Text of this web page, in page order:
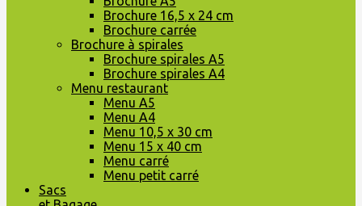
Brochure 16,5 x 24 cm
Brochure carrée
Brochure à spirales
Brochure spirales A5
Brochure spirales A4
Menu restaurant
Menu A5
Menu A4
Menu 10,5 x 30 cm
Menu 15 x 40 cm
Menu carré
Menu petit carré
Sacs